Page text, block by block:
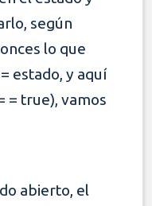
según
lo que
estado, y aquí
= true), vamos
abierto, el